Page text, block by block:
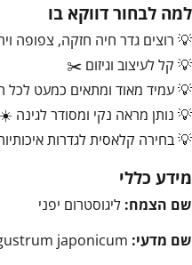
למה לבחור דווקא בו
💡 רוצים גדר חיה חזקה, צפופה
💡 קל לעיצוב וגיזום ✂️
💡 עמיד מאוד ומתאים כמעט לכל
💡 נותן מראה נקי ומסודר לגינה ☀️
💡 בחירה קלאסית לגדרות
מידע כללי
שם הצמח: ליגוסטרום יפני
שם מדעי: